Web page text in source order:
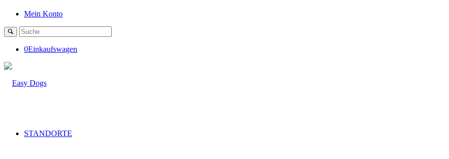
Mein Konto
0Einkaufswagen
STANDORTE